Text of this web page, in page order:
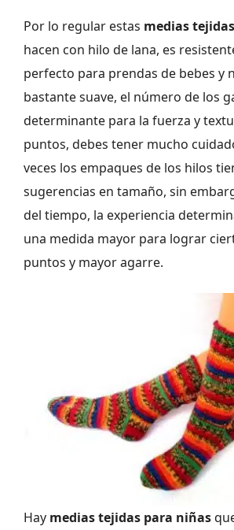
Por lo regular estas medias
hacen con hilo de lana, es
perfecto para prendas de bebes y
bastante suave, el número de los
determinante para la fuerza y
puntos, debes tener mucho
veces los empaques de los hilos
sugerencias en tamaño, sin
del tiempo, la experiencia
una medida mayor para lograr
puntos y mayor agarre.
Hay medias tejidas para niñas